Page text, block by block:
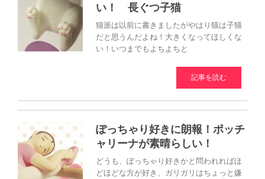
い！ 長ぐつ子猫
猫派は以前に書きましたがやはり猫は子猫
だと思うんだよね！大きくなってほしくな
い！いつまでもよちよちと
記事を読む
ぽっちゃり好きに朗報！ポッチ
ャリーナが素晴らしい！
どうも、ぽっちゃり好きかと問われればほ
どほどな方が好き、ガリガリはちょっと嫌